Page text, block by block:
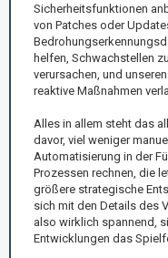
Sicherheitsfunktionen
von Patches oder
helfen, Schwachstellen
verursachen, und
reaktive Maßnahmen
Alles in allem steht das
davor, viel weniger
Automatisierung in der
Prozessen rechnen, die
größere strategische
sich mit den Details des
also wirklich spannend,
Entwicklungen das